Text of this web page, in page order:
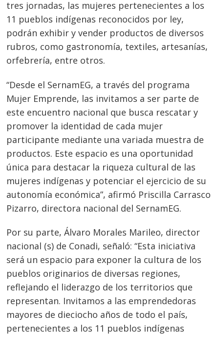
tres jornadas, las mujeres pertenecientes a los
11 pueblos indígenas reconocidos por ley,
podrán exhibir y vender productos de diversos
rubros, como gastronomía, textiles, artesanías,
orfebrería, entre otros.
“Desde el SernamEG, a través del programa
Mujer Emprende, las invitamos a ser parte de
este encuentro nacional que busca rescatar y
promover la identidad de cada mujer
participante mediante una variada muestra de
productos. Este espacio es una oportunidad
única para destacar la riqueza cultural de las
mujeres indígenas y potenciar el ejercicio de su
autonomía económica”, afirmó Priscilla Carrasco
Pizarro, directora nacional del SernamEG.
Por su parte, Álvaro Morales Marileo, director
nacional (s) de Conadi, señaló: “Esta iniciativa
será un espacio para exponer la cultura de los
pueblos originarios de diversas regiones,
reflejando el liderazgo de los territorios que
representan. Invitamos a las emprendedoras
mayores de dieciocho años de todo el país,
pertenecientes a los 11 pueblos indígenas